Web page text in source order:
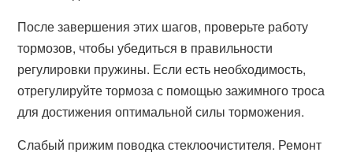
После завершения этих шагов, проверьте работу
тормозов, чтобы убедиться в правильности
регулировки пружины. Если есть необходимость,
отрегулируйте тормоза с помощью зажимного троса
для достижения оптимальной силы торможения.
Слабый прижим поводка стеклоочистителя. Ремонт